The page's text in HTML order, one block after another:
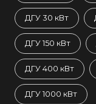
ДГУ 30 кВт
ДГУ 150 кВт
ДГУ 400 кВт
ДГУ 1000 кВт